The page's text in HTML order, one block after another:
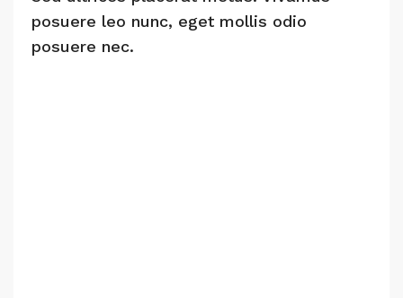
posuere leo nunc, eget mollis odio
posuere nec.